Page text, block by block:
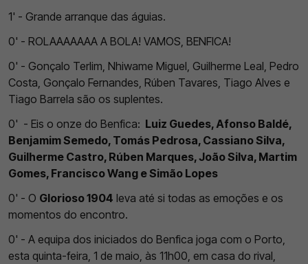
1' - Grande arranque das águias.
0' - ROLAAAAAAA A BOLA! VAMOS, BENFICA!
0' - Gonçalo Terlim, Nhiwame Miguel, Guilherme Leal, Pedro
Costa, Gonçalo Fernandes, Rúben Tavares, Tiago Alves e
Tiago Barrela são os suplentes.
0' - Eis o onze do Benfica: Luiz Guedes, Afonso Baldé,
Benjamim Semedo, Tomás Pedrosa, Cassiano Silva,
Guilherme Castro, Rúben Marques, João Silva, Martim
Gomes, Francisco Wang e Simão Lopes
0' - O Glorioso 1904 leva até si todas as emoções e os
momentos do encontro.
0' - A equipa dos iniciados do Benfica joga com o Porto,
esta quinta-feira, 1 de maio, às 11h00, em casa do rival,